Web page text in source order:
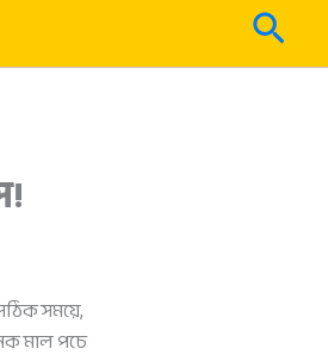
সময়ে,
মাল পচে